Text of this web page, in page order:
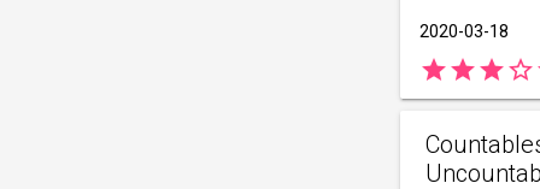
2020-03-18
starstarstarstar_border